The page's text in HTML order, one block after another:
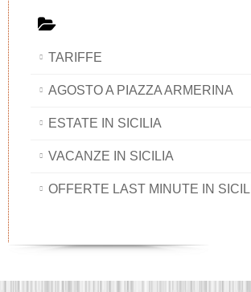
TARIFFE
AGOSTO A PIAZZA ARMERINA
ESTATE IN SICILIA
VACANZE IN SICILIA
OFFERTE LAST MINUTE IN